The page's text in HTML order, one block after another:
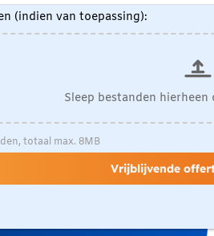
(indien van toepassing):
Sleep bestanden
totaal max. 8MB
Vrijblijvende